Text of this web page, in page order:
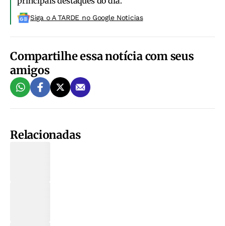
Siga o A TARDE no Google Noticias
Compartilhe essa notícia com seus
amigos
Relacionadas